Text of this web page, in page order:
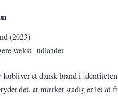
(2023)
vækst i udlandet
et dansk brand i
det, at mærket stadig er let at